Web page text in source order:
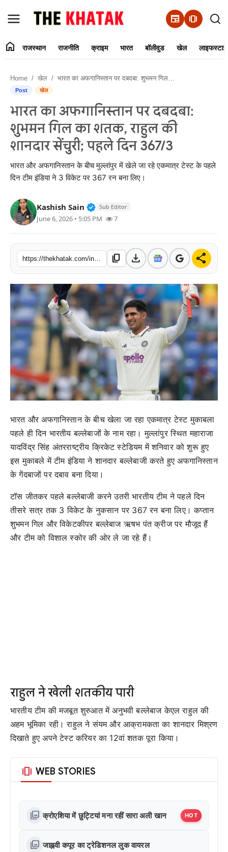
newspaper amp_stories
Contact Us
राजस्थान
राजनीति
क्राइम
बॉलीवुड
खेल
लाइफस्टाइल
अंतर्राष्ट्रीय
home राजस्थान राजनीति क्राइम भारत बॉलीवुड खेल
Home खेल भारत का अफगानिस्तान पर दबदबा: शुभमन गिल का शतक, राहुल की शानदार सेंचुरी; पहले दिन 367/3
Post खेल
भारत का अफगानिस्तान पर दबदबा:
शुभमन गिल का शतक, राहुल की
शानदार सेंचुरी; पहले दिन 367/3
भारत और अफगानिस्तान के बीच मुल्लांपुर में खेले जा रहे एकमात्र टेस्ट के पहले
दिन टीम इंडिया ने 3 विकेट पर 367 रन बना लिए।
Kashish Sain Verified Public Figure • 11 Jun,
Sub Editor
June 6, 2026 • 5:05 PM 7
content_copy download share
भारत और अफगानिस्तान के बीच खेला जा रहा एकमात्र टेस्ट मुकाबला
पहले ही दिन भारतीय बल्लेबाजों के नाम रहा। मुल्लांपुर स्थित महाराजा
यादविंद्र सिंह अंतरराष्ट्रीय क्रिकेट स्टेडियम में शनिवार को शुरू हुए
इस मुकाबले में टीम इंडिया ने शानदार बल्लेबाजी करते हुए अफगानिस्तान
के गेंदबाजों पर दबाव बना दिया।
टॉस जीतकर पहले बल्लेबाजी करने उतरी भारतीय टीम ने पहले दिन
तीसरे सत्र तक 3 विकेट के नुकसान पर 367 रन बना लिए। कप्तान
शुभमन गिल और विकेटकीपर बल्लेबाज ऋषभ पंत क्रीज पर मौजूद हैं
और टीम को विशाल स्कोर की ओर ले जा रहे हैं।
राहुल ने खेली शतकीय पारी
भारतीय टीम की मजबूत शुरुआत में अनुभवी बल्लेबाज केएल राहुल की
अहम भूमिका रही। राहुल ने संयम और आक्रामकता का शानदार मिश्रण
दिखाते हुए अपने टेस्ट करियर का 12वां शतक पूरा किया।
amp_stories WEB STORIES
photo_library क्रोएशिया में छुट्टियां मना रहीं सारा अली खान HOT
photo_library जाह्नवी कपूर का ट्रेडिशनल लुक वायरल